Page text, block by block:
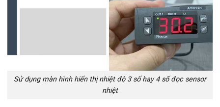
Sử dụng màn hình hiển thị nhiệt độ 3 số hay 4 số đọc sensor
nhiệt